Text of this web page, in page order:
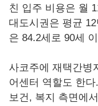
친 입주 비용은 월
대도시권은 평균
은 84.2세로 90세
사코주에 재택간병
어센터 역할도 한
보건, 복지 측면에